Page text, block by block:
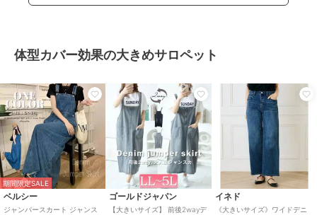
体型カバー効果の大きめサロペット
期間限定SALE
ベルシー
ジャンパースカート ジャンス
ゴールドジャパン
【大きいサイズ】 前後2wayデ
イネド
《大きいサイズ》ワイドデニ